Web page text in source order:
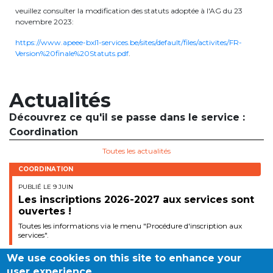
periscolaire.berkendael@apeee-bxl1-
services.be
BE91 3631 6790 0976
Activités périscolaires Uccle
+32 (0)2 375 31 35
cesame@apeee-bxl1-services.be
BE30 3100 2003 2711
Cantine
cantine@apeee-bxl1-services.be
veuillez consulter la modification des statuts adoptée à l'AG du 23
novembre 2023:
https://www.apeee-bxl1-services.be/sites/default/files/activites/FR-
Version%20finale%20Statuts.pdf.
Actualités
Découvrez ce qu'il se passe dans le service :
Coordination
Toutes les actualités
COORDINATION
PUBLIÉ LE 9 JUIN
Les inscriptions 2026-2027 aux services sont
ouvertes !
Toutes les informations via le menu "Procédure d'inscription aux
services".
We use cookies on this site to enhance your